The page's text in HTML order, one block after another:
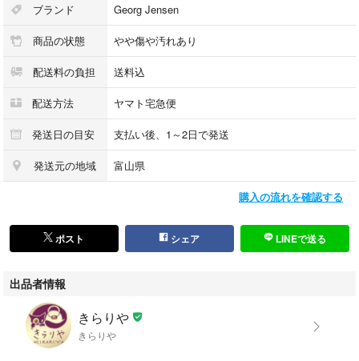
なし
※ 社外新品保存袋をお付け致します
［状態］
小キズや細かなスレや軽微な変色等ダメージがございますが、目立つダメ
ージはございません。
イヤーパッドは特に問題なく使用できます。
クリップはしっかりと稼働致します。
映り込みや反射により黒く映る部分は変色ではございません。
※ 状態詳細は画像でご確認下さい。
※ 中古品となりますので神経質な方のご購入は
ご遠慮下さい。
ブランド Georg Jensen
商品の状態 やや傷や汚れあり
配送料の負担 送料込
配送方法 ヤマト宅急便
発送日の目安 支払い後、1～2日で発送
発送元の地域 富山県
購入の流れを確認する
ポスト シェア LINEで送る
出品者情報
きらりや
きらりや